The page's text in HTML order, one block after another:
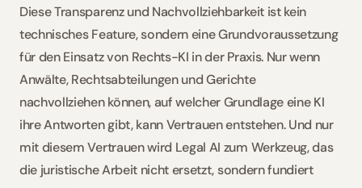
Diese Transparenz und Nachvollziehbarkeit ist kein
technisches Feature, sondern eine Grundvoraussetzung
für den Einsatz von Rechts-KI in der Praxis. Nur wenn
Anwälte, Rechtsabteilungen und Gerichte
nachvollziehen können, auf welcher Grundlage eine KI
ihre Antworten gibt, kann Vertrauen entstehen. Und nur
mit diesem Vertrauen wird Legal AI zum Werkzeug, das
die juristische Arbeit nicht ersetzt, sondern fundiert